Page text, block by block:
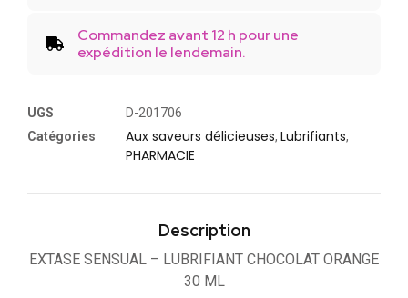
Commandez avant 12 h pour une
expédition le lendemain.
UGS
D-201706
Catégories
Aux saveurs délicieuses, Lubrifiants,
PHARMACIE
Description
EXTASE SENSUAL – LUBRIFIANT CHOCOLAT ORANGE
30 ML